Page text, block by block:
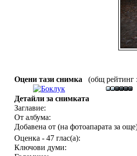
Оцени тази снимка
(общ рейтинг
Детайли за снимката
Заглавие:
От албума:
Добавена от (на фотоапарата за
Оценка - 47 глас(а):
Ключови думи: